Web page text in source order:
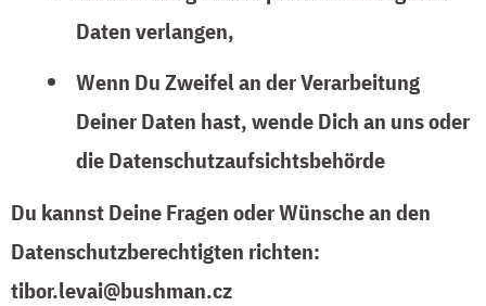
Daten verlangen,
Wenn Du Zweifel an der Verarbeitung
Deiner Daten hast, wende Dich an uns oder
die Datenschutzaufsichtsbehörde
Du kannst Deine Fragen oder Wünsche an den
Datenschutzberechtigten richten:
tibor.levai@bushman.cz